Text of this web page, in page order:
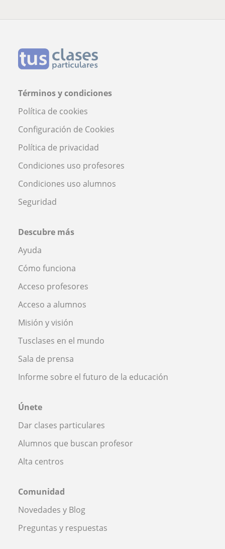
Términos y condiciones
Política de cookies
Configuración de Cookies
Política de privacidad
Condiciones uso profesores
Condiciones uso alumnos
Seguridad
Descubre más
Ayuda
Cómo funciona
Acceso profesores
Acceso a alumnos
Misión y visión
Tusclases en el mundo
Sala de prensa
Informe sobre el futuro de la educación
Únete
Dar clases particulares
Alumnos que buscan profesor
Alta centros
Comunidad
Novedades y Blog
Preguntas y respuestas